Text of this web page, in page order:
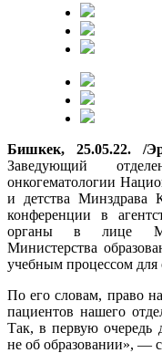
Бишкек, 25.05.22. /
Заведующий
онкогематологии
и детства Минздрава
конференции в
органы в лице
Министерства
учебным процессом для
По его словам, право
пациентов нашего
Так, в первую очередь
не об образовании», —